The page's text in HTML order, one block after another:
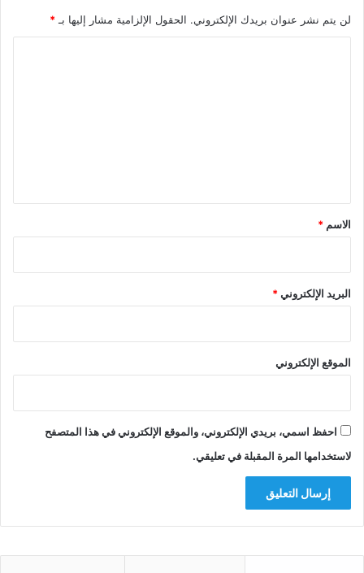
لن يتم نشر عنوان بريدك الإلكتروني. الحقول الإلزامية مشار إليها بـ *
*
الاسم *
البريد الإلكتروني*
الموقع الإلكتروني
احفظ اسمي، بريدي الإلكتروني، والموقع الإلكتروني في هذا المتصفح
لاستخدامها المرة المقبلة في تعليقي.